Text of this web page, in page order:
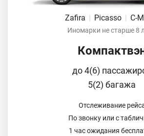
Zafira | Picasso | C-
Иномарки не старше 8
до 4(6)
5(2) багажа
Отслеживание
По звонку или с
1 час ожидания